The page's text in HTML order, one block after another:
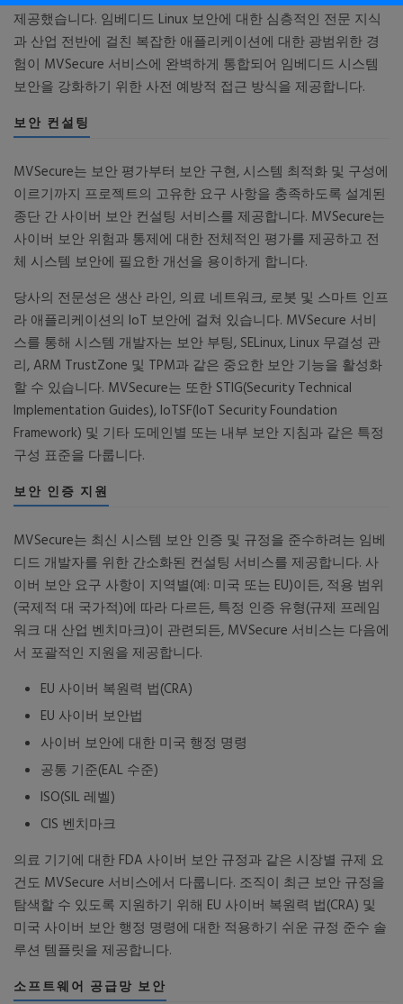
제공했습니다. 임베디드 Linux 보안에 대한 심층적인 전문 지식
과 산업 전반에 걸친 복잡한 애플리케이션에 대한 광범위한 경
험이 MVSecure 서비스에 완벽하게 통합되어 임베디드 시스템
보안을 강화하기 위한 사전 예방적 접근 방식을 제공합니다.
보안 컨설팅
MVSecure는 보안 평가부터 보안 구현, 시스템 최적화 및 구성에
이르기까지 프로젝트의 고유한 요구 사항을 충족하도록 설계된
종단 간 사이버 보안 컨설팅 서비스를 제공합니다. MVSecure는
사이버 보안 위험과 통제에 대한 전체적인 평가를 제공하고 전
체 시스템 보안에 필요한 개선을 용이하게 합니다.
당사의 전문성은 생산 라인, 의료 네트워크, 로봇 및 스마트 인프
라 애플리케이션의 IoT 보안에 걸쳐 있습니다. MVSecure 서비
스를 통해 시스템 개발자는 보안 부팅, SELinux, Linux 무결성 관
리, ARM TrustZone 및 TPM과 같은 중요한 보안 기능을 활성화
할 수 있습니다. MVSecure는 또한 STIG(Security Technical
Implementation Guides), IoTSF(IoT Security Foundation
Framework) 및 기타 도메인별 또는 내부 보안 지침과 같은 특정
구성 표준을 다룹니다.
보안 인증 지원
MVSecure는 최신 시스템 보안 인증 및 규정을 준수하려는 임베
디드 개발자를 위한 간소화된 컨설팅 서비스를 제공합니다. 사
이버 보안 요구 사항이 지역별(예: 미국 또는 EU)이든, 적용 범위
(국제적 대 국가적)에 따라 다르든, 특정 인증 유형(규제 프레임
워크 대 산업 벤치마크)이 관련되든, MVSecure 서비스는 다음에
서 포괄적인 지원을 제공합니다.
EU 사이버 복원력 법(CRA)
EU 사이버 보안법
사이버 보안에 대한 미국 행정 명령
공통 기준(EAL 수준)
ISO(SIL 레벨)
CIS 벤치마크
의료 기기에 대한 FDA 사이버 보안 규정과 같은 시장별 규제 요
건도 MVSecure 서비스에서 다룹니다. 조직이 최근 보안 규정을
탐색할 수 있도록 지원하기 위해 EU 사이버 복원력 법(CRA) 및
미국 사이버 보안 행정 명령에 대한 적용하기 쉬운 규정 준수 솔
루션 템플릿을 제공합니다.
소프트웨어 공급망 보안